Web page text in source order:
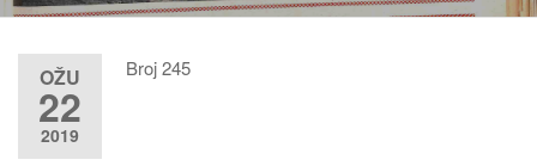
OŽU
22
2019
Broj 245